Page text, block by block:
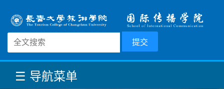
☰ 导航菜单